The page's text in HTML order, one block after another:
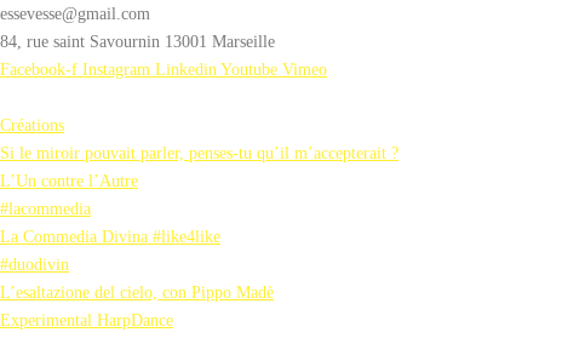
essevesse@gmail.com
84, rue saint Savournin 13001 Marseille
Facebook-f Instagram Linkedin Youtube Vimeo
Créations
Si le miroir pouvait parler, penses-tu qu’il m’accepterait ?
L’Un contre l’Autre
#lacommedia
La Commedia Divina #like4like
#duodivin
L’esaltazione del cielo, con Pippo Madè
Experimental HarpDance